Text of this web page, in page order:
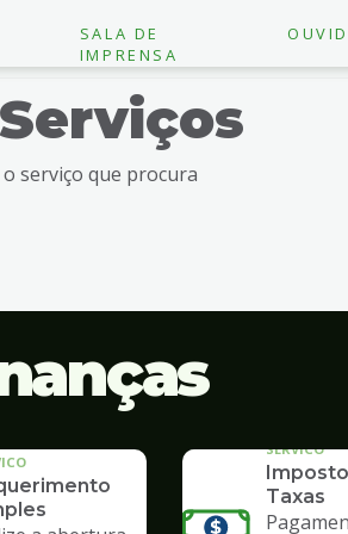
SALA DE
IMPRENSA
serviço que procura
SERVICO
Taxas